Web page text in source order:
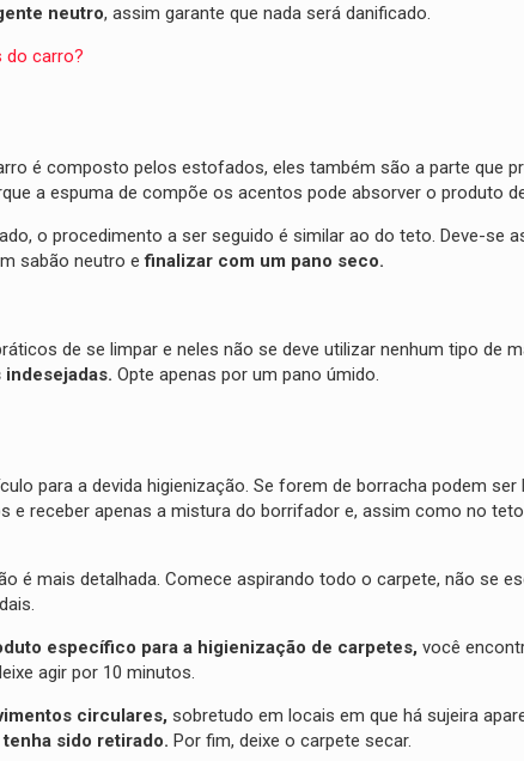
neutro, assim garante que nada será danificado.
do carro?
é composto pelos estofados, eles também são a parte que
a espuma de compõe os acentos pode absorver o produto
o procedimento a ser seguido é similar ao do teto. Deve-se
sabão neutro efinalizar com um pano seco.
de se limpar e neles não se deve utilizar nenhum tipo de
Opte apenas por um pano úmido.
para a devida higienização. Se forem de borracha podem
e receber apenas a mistura do borrifador e, assim como no
é mais detalhada. Comece aspirando todo o carpete, não se
específico para a higienização de carpetes, você
agir por 10 minutos.
circulares, sobretudo em locais em que há sujeira
sido retirado. Por fim, deixe o carpete secar.